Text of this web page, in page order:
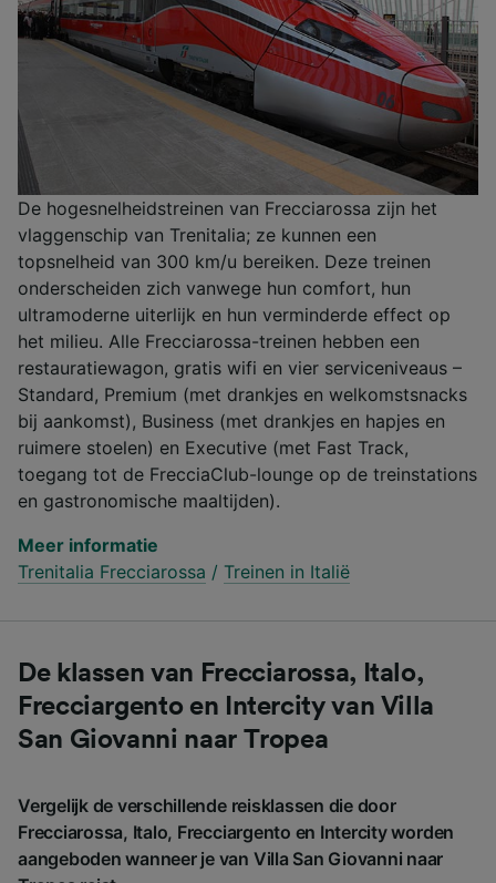
De hogesnelheidstreinen van Frecciarossa zijn het
vlaggenschip van Trenitalia; ze kunnen een
topsnelheid van 300 km/u bereiken. Deze treinen
onderscheiden zich vanwege hun comfort, hun
ultramoderne uiterlijk en hun verminderde effect op
het milieu. Alle Frecciarossa-treinen hebben een
restauratiewagon, gratis wifi en vier serviceniveaus –
Standard, Premium (met drankjes en welkomstsnacks
bij aankomst), Business (met drankjes en hapjes en
ruimere stoelen) en Executive (met Fast Track,
toegang tot de FrecciaClub-lounge op de treinstations
en gastronomische maaltijden).
Meer informatie
Trenitalia Frecciarossa / Treinen in Italië
De klassen van Frecciarossa, Italo,
Frecciargento en Intercity van Villa
San Giovanni naar Tropea
Vergelijk de verschillende reisklassen die door
Frecciarossa, Italo, Frecciargento en Intercity worden
aangeboden wanneer je van Villa San Giovanni naar